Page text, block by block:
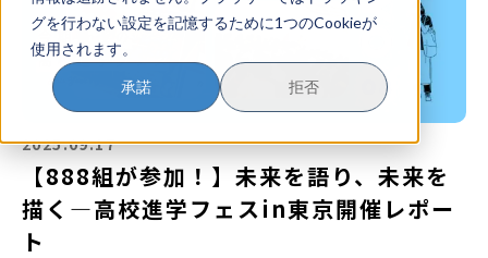
グを行わない設定を記憶するために1つのCookieが
使用されます。
承諾 拒否
おためし地域留学
マガジン
奨学金について
2025.09.17
【888組が参加！】未来を語り、未来を
描く―高校進学フェスin東京開催レポー
ト